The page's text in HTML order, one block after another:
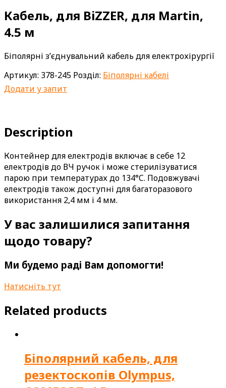
Кабель, для BiZZER, для Martin,
4.5 м
Біполярні з’єднувальний кабель для електрохірургії
Артикул: 378-245 Розділ: Біполярні кабелі
Додати у запит
Description
Контейнер для електродів включає в себе 12
електродів до ВЧ ручок і може стерилізуватися
парою при температурах до 134°C. Подовжувачі
електродів також доступні для багаторазового
використання 2,4 мм і 4 мм.
У вас залишилися запитання
щодо товару?
Ми будемо раді Вам допомогти!
Натисніть тут
Related products
Біполярний кабель, для
резектоскопів Olympus,